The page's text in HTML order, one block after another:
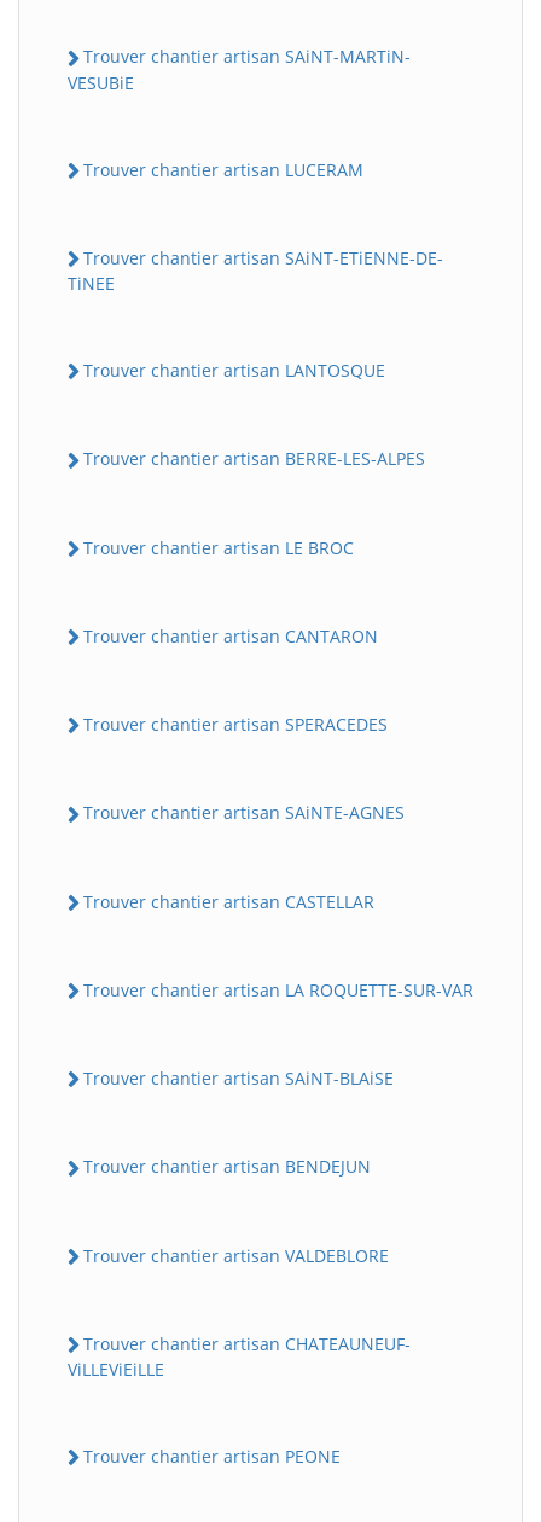
Trouver chantier artisan SAiNT-MARTiN-
VESUBiE
Trouver chantier artisan LUCERAM
Trouver chantier artisan SAiNT-ETiENNE-DE-
TiNEE
Trouver chantier artisan LANTOSQUE
Trouver chantier artisan BERRE-LES-ALPES
Trouver chantier artisan LE BROC
Trouver chantier artisan CANTARON
Trouver chantier artisan SPERACEDES
Trouver chantier artisan SAiNTE-AGNES
Trouver chantier artisan CASTELLAR
Trouver chantier artisan LA ROQUETTE-SUR-VAR
Trouver chantier artisan SAiNT-BLAiSE
Trouver chantier artisan BENDEJUN
Trouver chantier artisan VALDEBLORE
Trouver chantier artisan CHATEAUNEUF-
ViLLEViEiLLE
Trouver chantier artisan PEONE